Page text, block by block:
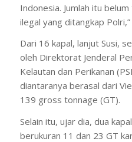
Indonesia. Jumlah itu
ilegal yang ditangkap
Dari 16 kapal, lanjut Susi,
oleh Direktorat Jenderal
Kelautan dan Perikanan
diantaranya berasal dari
139 gross tonnage (GT).
Selain itu, ujar dia, dua
berukuran 11 dan 23 GT